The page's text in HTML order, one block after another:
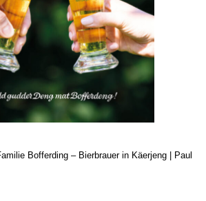
Bofferding – Bierbrauer in Käerjeng | Paul